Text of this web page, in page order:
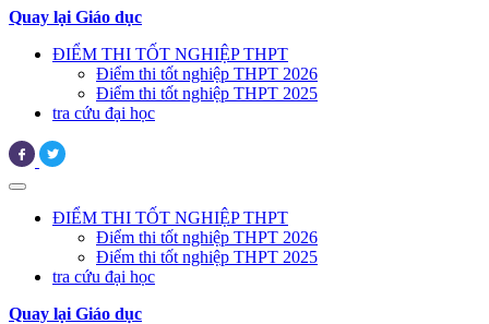
Quay lại Giáo dục
ĐIỂM THI TỐT NGHIỆP THPT
Điểm thi tốt nghiệp THPT 2026
Điểm thi tốt nghiệp THPT 2025
tra cứu đại học
ĐIỂM THI TỐT NGHIỆP THPT
Điểm thi tốt nghiệp THPT 2026
Điểm thi tốt nghiệp THPT 2025
tra cứu đại học
Quay lại Giáo dục